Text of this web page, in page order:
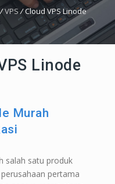
/VPS /Cloud VPS Linode
Linode
Murah
salah satu produk
pertama